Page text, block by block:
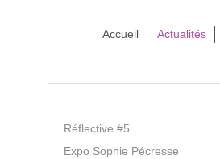
Accueil Actualités
Réflective #5
Expo Sophie Pécresse